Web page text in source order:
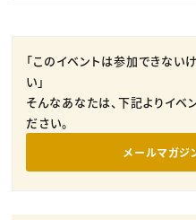
「このイベントは参加できない
い」
そんなあなたは、下記よりイベ
ださい。
メールマガジ